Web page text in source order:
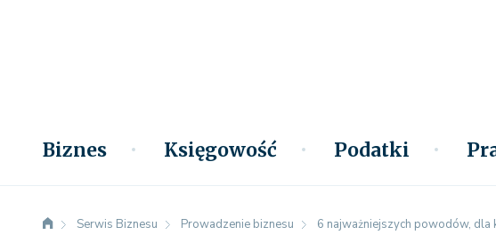
Biznes Księgowość Podatki
Serwis Biznesu Prowadzenie biznesu 6 najważniejszych powodów, dla